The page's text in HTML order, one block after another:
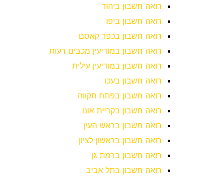
רואה חשבון ביהוד
רואה חשבון ביפו
רואה חשבון בכפר קאסם
רואה חשבון במודיעין מכבים רעות
רואה חשבון במודיעין עילית
רואה חשבון בעכו
רואה חשבון בפתח תקווה
רואה חשבון בקריית אונו
רואה חשבון בראש העין
רואה חשבון בראשון לציון
רואה חשבון ברמת גן
רואה חשבון בתל אביב